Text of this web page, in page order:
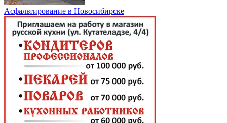
Асфальтирование в Новосибирске